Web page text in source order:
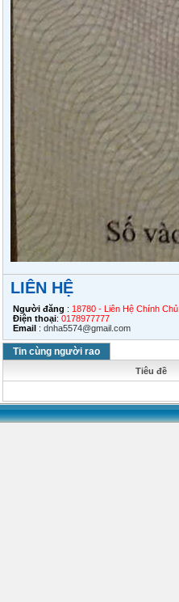
LIÊN HỆ
Người đăng : 18780 - Liên Hệ Chính Chủ
Điện thoại: 0178977777
Email : dnha5574@gmail.com
Tin cùng người rao
Tiêu đề